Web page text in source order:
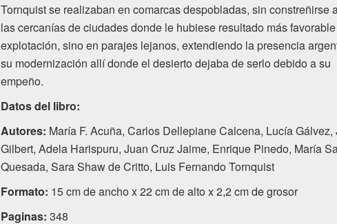
Tornquist se realizaban en comarcas despobladas, sin constreñirse
lascercanías de ciudades donde le hubiese resultado más
explotación, sino en parajes lejanos, extendiendo la presencia
su modernización allí donde el desierto dejaba de serlo debido a su
empeño.
Datos del libro:
Autores: María F. Acuña, Carlos Dellepiane Calcena, Lucía Gálvez,
Gilbert, Adela Harispuru, Juan Cruz Jaime, Enrique Pinedo, María
Quesada, Sara Shaw de Critto, Luis Fernando Tornquist
Formato: 15 cm de ancho x 22 cm de alto x 2,2 cm de grosor
Paginas: 348